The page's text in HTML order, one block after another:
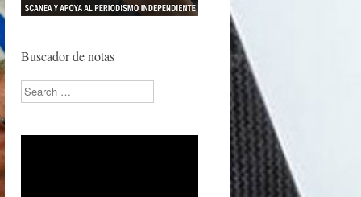
Buscador de notas
Search